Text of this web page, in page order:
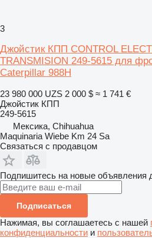
3
Джойстик КПП CONTROL
TRANSMISION 249-5615 для
Caterpillar 988H
23 980 000 UZS 2 000 $ ≈ 1 741 €
Джойстик КПП
249-5615
Мексика, Chihuahua
Maquinaria Wiebe Km 24 Sa
Связаться с продавцом
Подпишитесь на новые объявления
Подписаться
Нажимая, вы соглашаетесь с нашей
конфиденциальности и